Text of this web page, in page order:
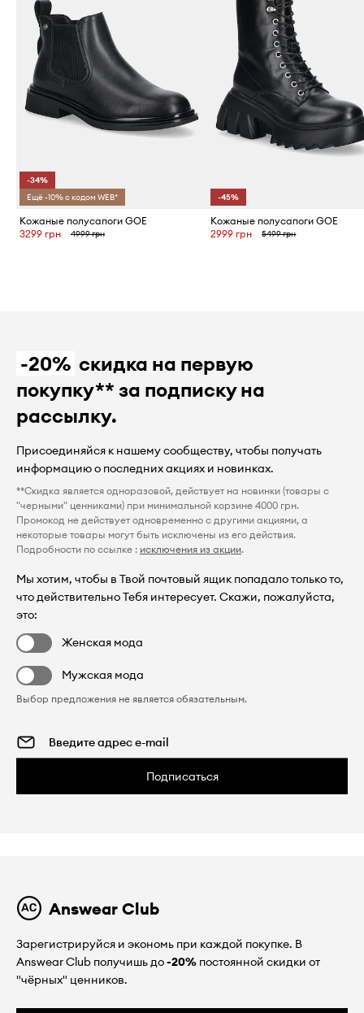
-34%
Ещё -10% с кодом WEB*
Кожаные полусапоги GOE
3299 грн
4999 грн
-45%
Кожаные полусапоги GOE
2999 грн
5499 грн
-20% скидка на первую
покупку** за подписку на
рассылку.
Присоединяйся к нашему сообществу, чтобы получать
информацию о последних акциях и новинках.
**Скидка является одноразовой, действует на новинки (товары с
"черными" ценниками) при минимальной корзине 4000 грн.
Промокод не действует одновременно с другими акциями, а
некоторые товары могут быть исключены из его действия.
Подробности по ссылке : исключения из акции.
Мы хотим, чтобы в Твой почтовый ящик попадало только то,
что действительно Тебя интересует. Скажи, пожалуйста,
это:
Женская мода
Мужская мода
Выбор предложения не является обязательным.
Подписаться
Answear Club
Зарегистрируйся и экономь при каждой покупке. В
Answear Club получишь до-20% постоянной скидки от
"чёрных" ценников.